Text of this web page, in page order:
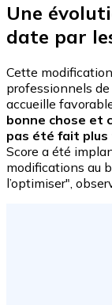
Une
date par
Cette
professionnels
accueille
bonne chose et
pas été fait
Score a été
modifications au
l’optimiser",